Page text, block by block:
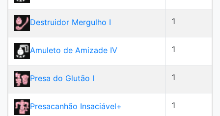
Destruidor Mergulho I 1
Amuleto de Amizade IV 1
Presa do Glutão I 1
Presacanhão Insaciável+ 1